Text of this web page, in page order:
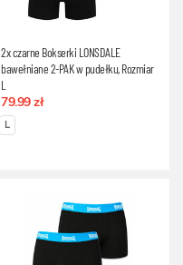
2x czarne Bokserki LONSDALE
bawełniane 2-PAK w pudełku, Rozmiar
L
79.99 zł
L